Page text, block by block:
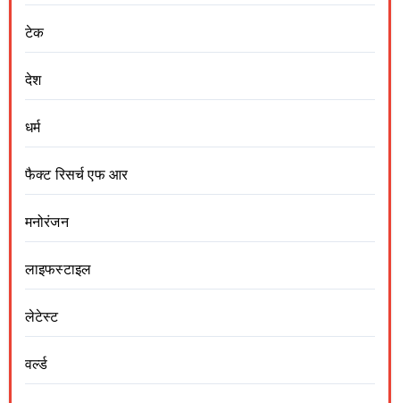
टेक
देश
धर्म
फैक्ट रिसर्च एफ आर
मनोरंजन
लाइफस्टाइल
लेटेस्ट
वर्ल्ड